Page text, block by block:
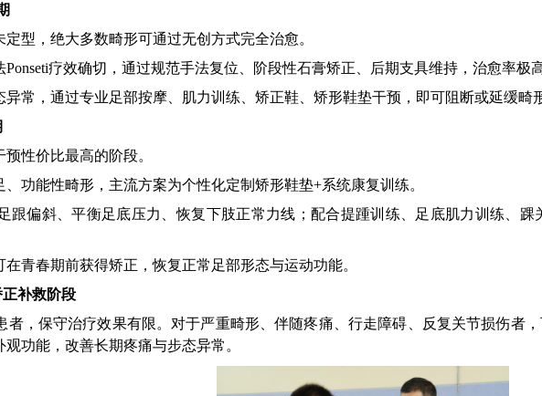
型，绝大多数畸形可通过无创方式完全治愈。
Ponseti疗效确切，通过规范手法复位、阶段性石膏矫正、后期支具维持，治愈率极
常，通过专业足部按摩、肌力训练、矫正鞋、矫形鞋垫干预，即可阻断或延缓畸
性价比最高的阶段。
功能性畸形，主流方案为个性化定制矫形鞋垫+系统康复训练。
跟偏斜、平衡足底压力、恢复下肢正常力线；配合提踵训练、足底肌力训练、
在青春期前获得矫正，恢复正常足部形态与运动功能。
补救阶段
，保守治疗效果有限。对于严重畸形、伴随疼痛、行走障碍、反复关节损伤者
功能，改善长期疼痛与步态异常。